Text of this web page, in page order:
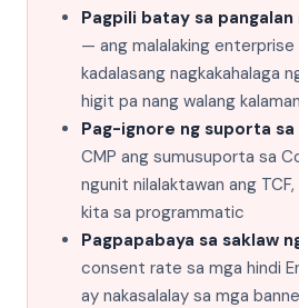
Pagpili batay sa
— ang malalaking enterprise
kadalasang nagkakahalaga
higit pa nang walang
Pag-ignore ng suporta sa
CMP ang sumusuporta sa
ngunit nilalaktawan ang
kita sa programmatic
Pagpapabaya sa saklaw
consent rate sa mga hindi
ay nakasalalay sa mga